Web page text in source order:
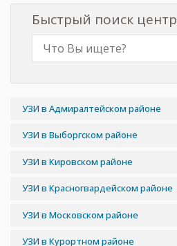
Быстрый поиск
УЗИ в Адмиралтейском районе
УЗИ в Выборгском районе
УЗИ в Кировском районе
УЗИ в Красногвардейском районе
УЗИ в Московском районе
УЗИ в Курортном районе